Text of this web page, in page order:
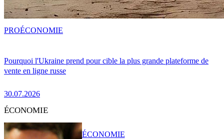
Pourquoi l'Ukraine prend pour cible la plus grande plateforme de
vente en ligne russe
30.07.2026
PROÉCONOMIE
ÉCONOMIE
ÉCONOMIE